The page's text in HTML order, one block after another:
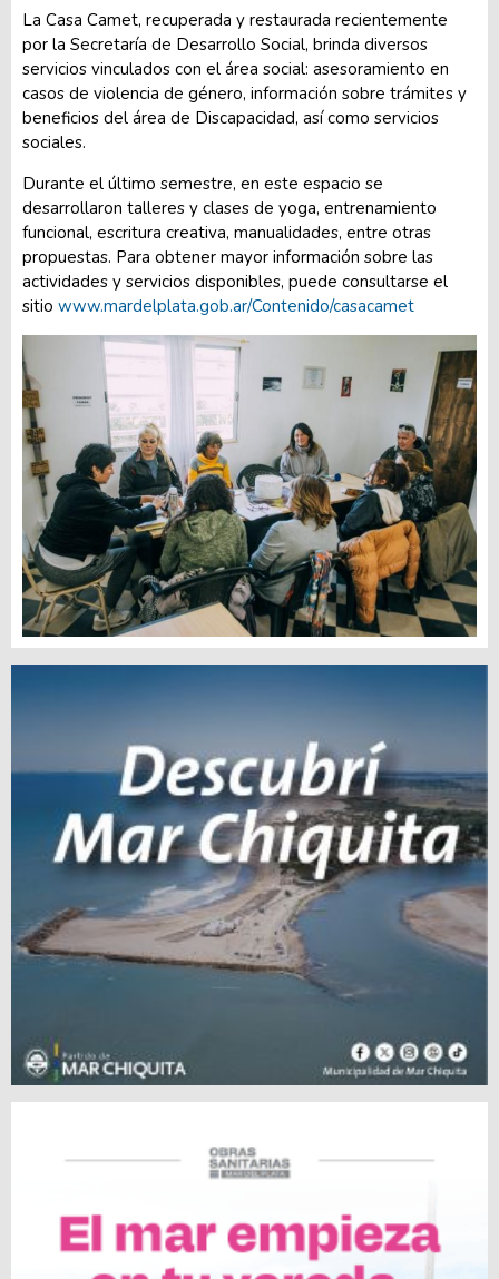
La Casa Camet, recuperada y restaurada recientemente
por la Secretaría de Desarrollo Social, brinda diversos
servicios vinculados con el área social: asesoramiento en
casos de violencia de género, información sobre trámites y
beneficios del área de Discapacidad, así como servicios
sociales.
Durante el último semestre, en este espacio se
desarrollaron talleres y clases de yoga, entrenamiento
funcional, escritura creativa, manualidades, entre otras
propuestas. Para obtener mayor información sobre las
actividades y servicios disponibles, puede consultarse el
sitio www.mardelplata.gob.ar/Contenido/casacamet